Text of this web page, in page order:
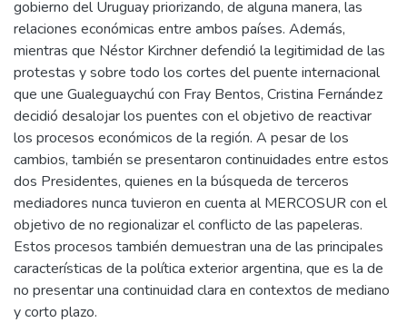
gobierno del Uruguay priorizando, de alguna manera, las
relaciones económicas entre ambos países. Además,
mientras que Néstor Kirchner defendió la legitimidad de las
protestas y sobre todo los cortes del puente internacional
que une Gualeguaychú con Fray Bentos, Cristina Fernández
decidió desalojar los puentes con el objetivo de reactivar
los procesos económicos de la región. A pesar de los
cambios, también se presentaron continuidades entre estos
dos Presidentes, quienes en la búsqueda de terceros
mediadores nunca tuvieron en cuenta al MERCOSUR con el
objetivo de no regionalizar el conflicto de las papeleras.
Estos procesos también demuestran una de las principales
características de la política exterior argentina, que es la de
no presentar una continuidad clara en contextos de mediano
y corto plazo.